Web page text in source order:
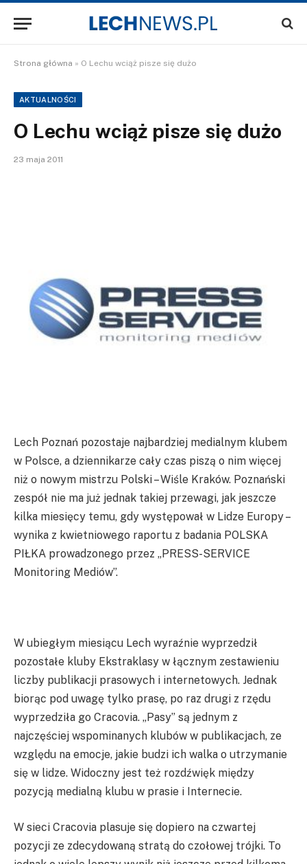
Strona główna » O Lechu wciąż pisze się dużo
AKTUALNOŚCI
O Lechu wciąż pisze się dużo
23 maja 2011
Lech Poznań pozostaje najbardziej medialnym klubem
w Polsce, a dziennikarze cały czas piszą o nim więcej
niż o nowym mistrzu Polski – Wiśle Kraków. Poznański
zespół nie ma już jednak takiej przewagi, jak jeszcze
kilka miesięcy temu, gdy występował w Lidze Europy –
wynika z kwietniowego raportu z badania POLSKA
PIŁKA prowadzonego przez „PRESS-SERVICE
Monitoring Mediów”.
W ubiegłym miesiącu Lech wyraźnie wyprzedził
pozostałe kluby Ekstraklasy w łącznym zestawieniu
liczby publikacji prasowych i internetowych. Jednak
biorąc pod uwagę tylko prasę, po raz drugi z rzędu
wyprzedziła go Cracovia. „Pasy” są jednym z
najczęściej wspominanych klubów w publikacjach, ze
względu na emocje, jakie budzi ich walka o utrzymanie
się w lidze. Widoczny jest też rozdźwięk między
pozycją medialną klubu w prasie i Internecie.
W sieci Cracovia plasuje się dopiero na czwartej
pozycji ze zdecydowaną stratą do czołowej trójki. To